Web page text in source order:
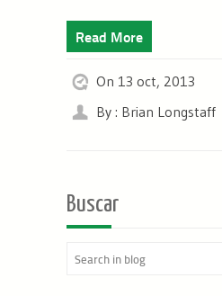
Read More
On 13 oct, 2013
By : Brian Longstaff
Buscar